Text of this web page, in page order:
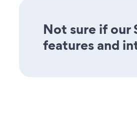
Not sure if our
features and